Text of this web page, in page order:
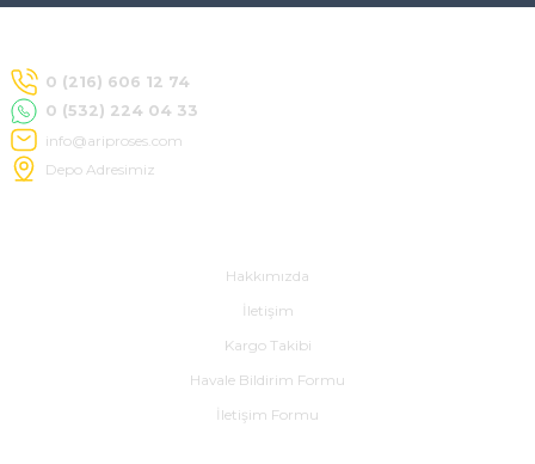
0 (216) 606 12 74
0 (532) 224 04 33
info@ariproses.com
Depo Adresimiz
Hakkımızda
İletişim
Kargo Takibi
Havale Bildirim Formu
İletişim Formu